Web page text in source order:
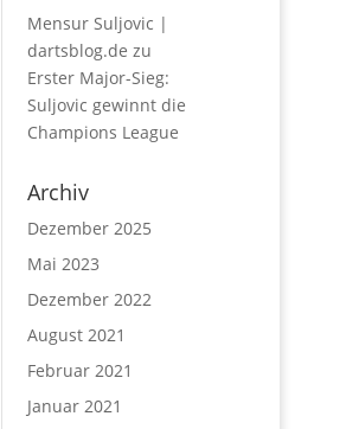
Mensur Suljovic |
dartsblog.de zu
Erster Major-Sieg:
Suljovic gewinnt die
Champions League
Archiv
Dezember 2025
Mai 2023
Dezember 2022
August 2021
Februar 2021
Januar 2021